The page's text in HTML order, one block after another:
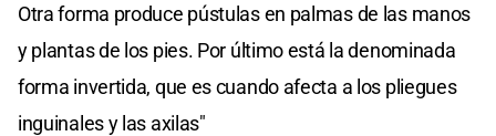
Otra forma produce pústulas en palmas de las manos
y plantas de los pies. Por último está la denominada
forma invertida, que es cuando afecta a los pliegues
inguinales y las axilas"